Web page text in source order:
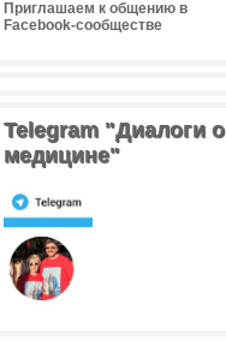
Приглашаем к общению в
Facebook-сообществе
Telegram "Диалоги о
медицине"